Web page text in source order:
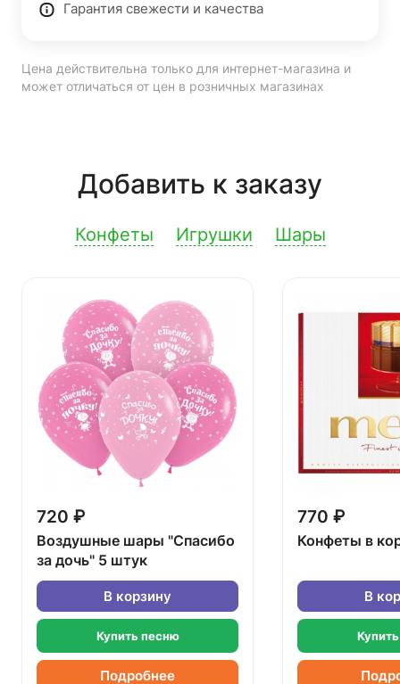
Гарантия свежести и качества
Цена действительна только для интернет-магазина и
может отличаться от цен в розничных магазинах
Добавить к заказу
Конфеты Игрушки Шары
720 ₽
Воздушные шары "Спасибо
за дочь" 5 штук
В корзину
Купить песню
Подробнее
770 ₽
Конфеты в
В